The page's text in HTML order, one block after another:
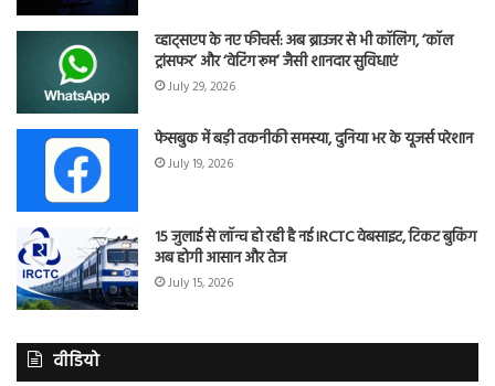
व्हाट्सएप के नए फीचर्स: अब ब्राउजर से भी कॉलिंग, ‘कॉल
ट्रांसफर’ और ‘वेटिंग रूम’ जैसी शानदार सुविधाएं
July 29, 2026
फेसबुक में बड़ी तकनीकी समस्या, दुनिया भर के यूजर्स परेशान
July 19, 2026
15 जुलाई से लॉन्च हो रही है नई IRCTC वेबसाइट, टिकट बुकिंग
अब होगी आसान और तेज
July 15, 2026
वीडियो